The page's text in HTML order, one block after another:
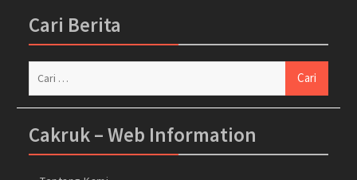
Cari Berita
Cakruk – Web Information